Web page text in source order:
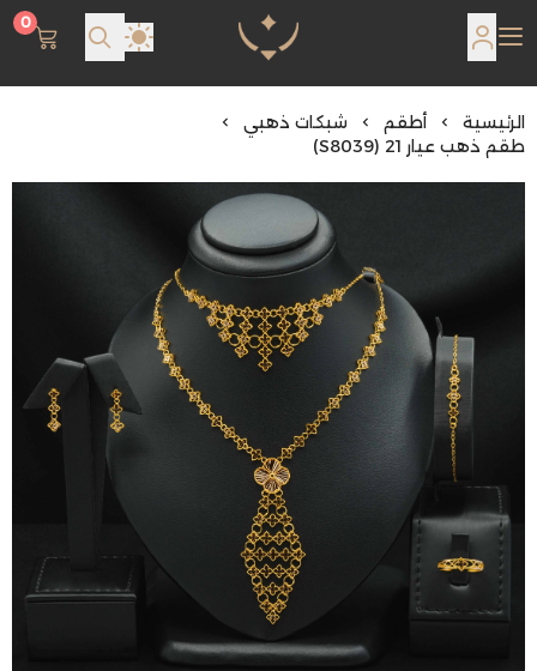
مجوهرات لمعة اللؤلؤة
0
الرئيسية أطقم
شبكات ذهبي
طقم ذهب عيار 21 (S8039)